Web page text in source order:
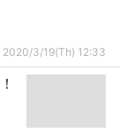
2020/3/19(Th) 12:33